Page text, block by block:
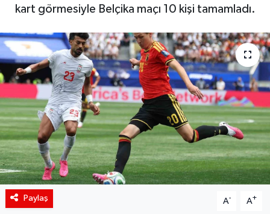
kart görmesiyle Belçika maçı 10 kişi tamamladı.
Paylaş A- A+
Sağlık
Siyaset
Spor
Teknoloji
Yaşam